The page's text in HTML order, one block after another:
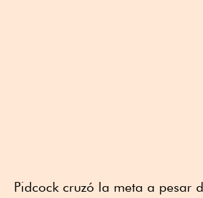
Pidcock cruzó la meta a pesar